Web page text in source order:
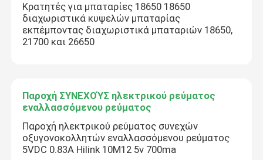
Κρατητές για μπαταρίες 18650 18650
διαχωριστικά κυψελών μπαταρίας
εκπέμποντας διαχωριστικά μπαταριών 18650,
21700 και 26650
Παροχή ΣΥΝΕΧΟΎΣ ηλεκτρικού ρεύματος
εναλλασσόμενου ρεύματος
Παροχή ηλεκτρικού ρεύματος συνεχών
οξυγονοκολλητών εναλλασσόμενου ρεύματος
5VDC 0.83A Hilink 10M12 5v 700ma